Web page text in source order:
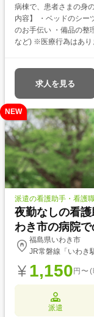
病棟で、患者さまの身の回り
内容】 ・ベッドのシー
のお手伝い ・備品の整
など) ※医療行為はありませんので、資格や経験がなくても大丈夫です！
求人を見る
NEW
派遣の看護助手・看護
夜勤なしの看
わき市の病院
福島県いわき市
JR常磐線「いわき
1,150 円〜
派遣